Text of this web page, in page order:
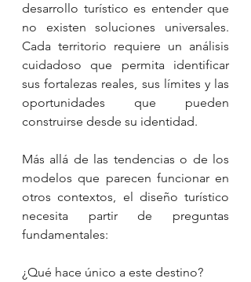
desarrollo turístico es entender que
no existen soluciones universales.
Cada territorio requiere un análisis
cuidadoso que permita identificar
sus fortalezas reales, sus límites y las
oportunidades que pueden
construirse desde su identidad.
Más allá de las tendencias o de los
modelos que parecen funcionar en
otros contextos, el diseño turístico
necesita partir de preguntas
fundamentales:
¿Qué hace único a este destino?